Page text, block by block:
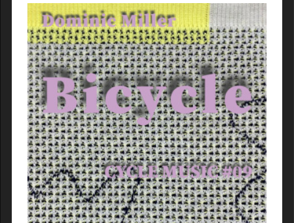
からいくつものレコードを選んでいたのですが、
たまたま友人のおすすめで4/27午前0時リリース
だったNewJeansの新曲「Bubble Gum」のMVを
観たところ、自転車に乗るシーンが出てきて、そ
の曲の良さも相まって、一日中ときめいてしまっ
ていたのでした。そこで今月は、K-Popをめぐる
諸事情には全く疎い自分がNewJeansについて語
るのは野暮かとも思いましたが、僕がそのとき彼
女たちの音楽とMVから感じたことだけを著そう
と思います。 ひとことで言うならば、青春のきら
めきとその儚い美しさを彼女たちが自然体で謳歌
していることに、胸を疼かされたということに尽
きるでしょう。甘酸っぱくて、清涼感があって、
瑞々しくて、春から夏へ向かうこの季節、海辺に
行きたくなるような音楽。いや、ひと夏の他愛な
いけどかけがえのない思い出のような音楽、と言